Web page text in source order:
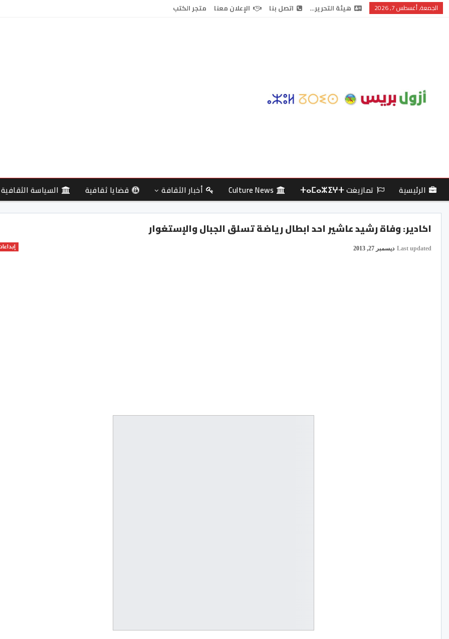
الجمعة, أغسطس 7, 2026 هيئة التحرير… اتصل بنا الإعلان معنا متجر الكتب
الرئيسية تمازيغت ⵜⴰⵎⴰⵣⵉⵖⵜ Culture News أخبار الثقافة قضايا ثقافية السياسة الثقافية
اكادير: وفاة رشيد عاشير احد ابطال رياضة تسلق الجبال والإستغوار
Last updated ديسمبر 27, 2013